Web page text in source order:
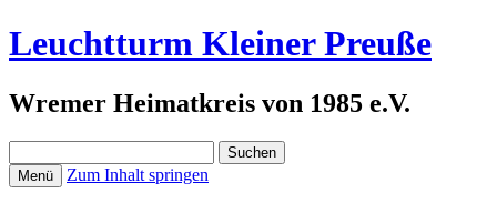
Leuchtturm Kleiner Preuße
Wremer Heimatkreis von 1985 e.V.
nach:
Menü Zum Inhalt springen